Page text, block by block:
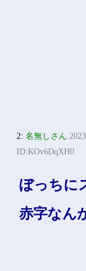
2:名無しさん
ID:KOv6DqXH0
ぼっちに
赤字なん